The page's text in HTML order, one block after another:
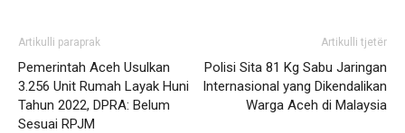
Artikulli paraprak
Pemerintah Aceh Usulkan
3.256 Unit Rumah Layak Huni
Tahun 2022, DPRA: Belum
Sesuai RPJM
Artikulli tjetër
Polisi Sita 81 Kg Sabu Jaringan
Internasional yang Dikendalikan
Warga Aceh di Malaysia